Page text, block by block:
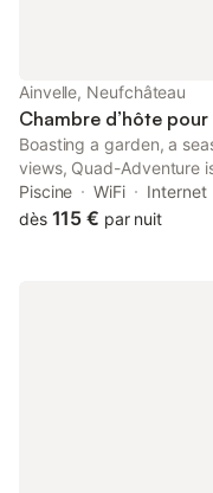
Ainvelle, Neufchâteau
Chambre d’hôte
Boasting a garden, a
views, Quad-Adventure
offers access to a
Towels and bed linen
Piscine WiFi
Internet
dès 115 € par nuit